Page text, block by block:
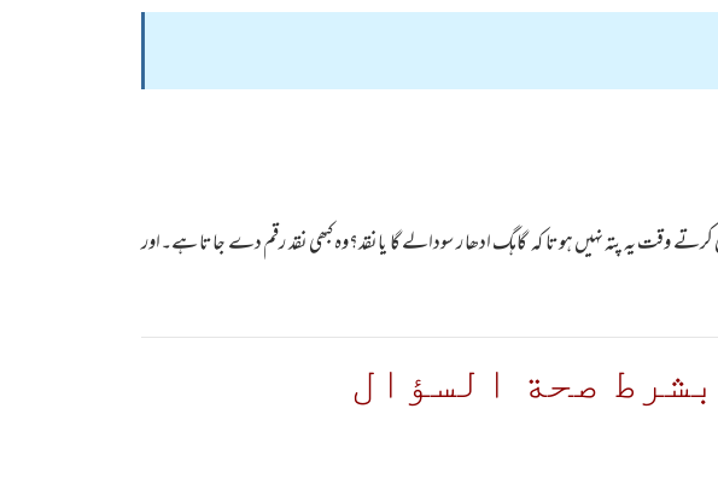
یہ پتہ نہیں ہوتا کہ گاہگ ادھا ر سودالے گا یانقد؟وہ کبھی نقد رقم دے جاتا ہے۔اور
صحة السؤال